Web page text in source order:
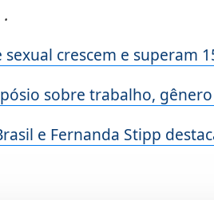
.
crescem e superam
sobre trabalho,
e Fernanda Stipp